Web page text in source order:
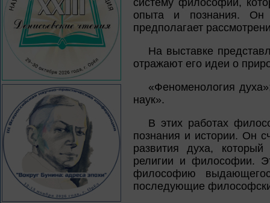
систему философии,
опыта и познания. Он
предполагает
На выставке
отражают его идеи о
«Феноменология
наук».
В этих работах
познания и истории. Он
развития духа,
религии и философии.
философию
последующие